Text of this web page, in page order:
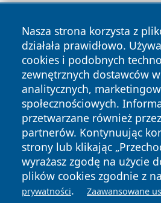
Nasza strona korzysta z
działała prawidłowo.
cookies i podobnych
zewnętrznych dostawców
analitycznych,
społecznościowych.
przetwarzane również
partnerów. Kontynuując
strony lub klikając
wyrażasz zgodę na użycie
plików cookies zgodnie z
prywatności. Zaawansowane
Copyright © 2026
zastrzeżone.
News Autorzy
Polityka
Prywatności